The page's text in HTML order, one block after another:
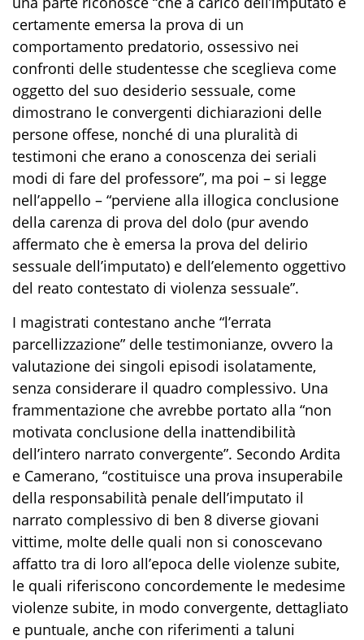
certamente emersa la prova di un
comportamento predatorio, ossessivo nei
confronti delle studentesse che sceglieva come
oggetto del suo desiderio sessuale, come
dimostrano le convergenti dichiarazioni delle
persone offese, nonché di una pluralità di
testimoni che erano a conoscenza dei seriali
modi di fare del professore”, ma poi – si legge
nell’appello – “perviene alla illogica conclusione
della carenza di prova del dolo (pur avendo
affermato che è emersa la prova del delirio
sessuale dell’imputato) e dell’elemento oggettivo
del reato contestato di violenza sessuale”.
I magistrati contestano anche “l’errata
parcellizzazione” delle testimonianze, ovvero la
valutazione dei singoli episodi isolatamente,
senza considerare il quadro complessivo. Una
frammentazione che avrebbe portato alla “non
motivata conclusione della inattendibilità
dell’intero narrato convergente”. Secondo Ardita
e Camerano, “costituisce una prova insuperabile
della responsabilità penale dell’imputato il
narrato complessivo di ben 8 diverse giovani
vittime, molte delle quali non si conoscevano
affatto tra di loro all’epoca delle violenze subite,
le quali riferiscono concordemente le medesime
violenze subite, in modo convergente, dettagliato
e puntuale, anche con riferimenti a taluni